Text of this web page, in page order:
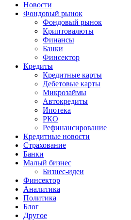
Новости
Фондовый рынок
Фондовый рынок
Криптовалюты
Финансы
Банки
Финсектор
Кредиты
Кредитные карты
Дебетовые карты
Микрозаймы
Автокредиты
Ипотека
РКО
Рефинансирование
Кредитные новости
Страхование
Банки
Малый бизнес
Бизнес-идеи
Финсектор
Аналитика
Политика
Блог
Другое